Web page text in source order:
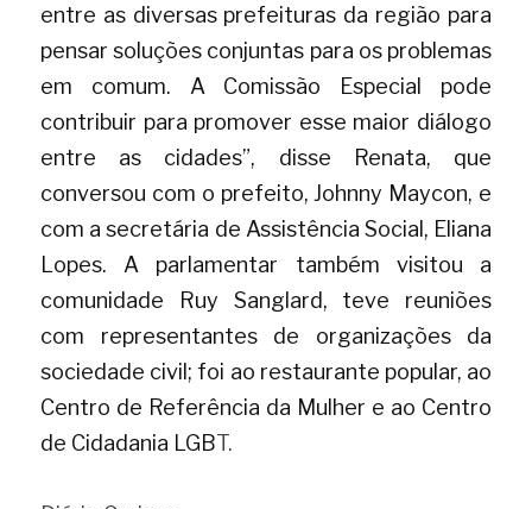
entre as diversas prefeituras da região para
pensar soluções conjuntas para os problemas
em comum. A Comissão Especial pode
contribuir para promover esse maior diálogo
entre as cidades”, disse Renata, que
conversou com o prefeito, Johnny Maycon, e
com a secretária de Assistência Social, Eliana
Lopes. A parlamentar também visitou a
comunidade Ruy Sanglard, teve reuniões
com representantes de organizações da
sociedade civil; foi ao restaurante popular, ao
Centro de Referência da Mulher e ao Centro
de Cidadania LGBT.